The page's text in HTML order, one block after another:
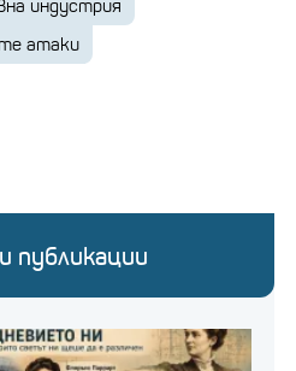
индустрия
атаки
публикации